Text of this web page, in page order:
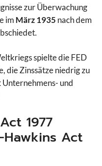
zur Überwachung
im März 1935 nach dem
spielte die FED
die Zinssätze niedrig zu
und
1977
Act